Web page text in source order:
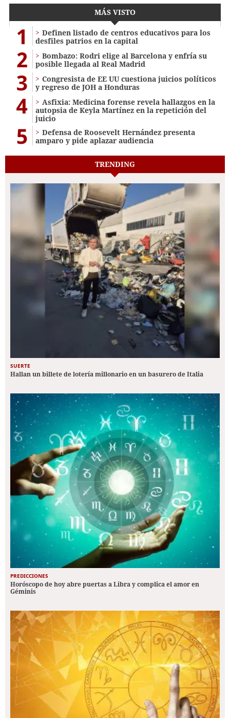
MÁS VISTO
1
Definen listado de centros educativos para los
desfiles patrios en la capital
2
Bombazo: Rodri elige al Barcelona y enfría su
posible llegada al Real Madrid
3
Congresista de EE UU cuestiona juicios políticos
y regreso de JOH a Honduras
4
Asfixia: Medicina forense revela hallazgos en la
autopsia de Keyla Martínez en la repetición del
juicio
5
Defensa de Roosevelt Hernández presenta
amparo y pide aplazar audiencia
TRENDING
SUERTE
Hallan un billete de lotería millonario en un basurero de Italia
PREDICCIONES
Horóscopo de hoy abre puertas a Libra y complica el amor en
Géminis